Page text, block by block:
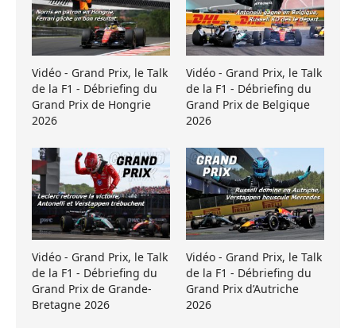
Vidéo - Grand Prix, le Talk
de la F1 - Débriefing du
Grand Prix de Hongrie
2026
Vidéo - Grand Prix, le Talk
de la F1 - Débriefing du
Grand Prix de Belgique
2026
Vidéo - Grand Prix, le Talk
de la F1 - Débriefing du
Grand Prix de Grande-
Bretagne 2026
Vidéo - Grand Prix, le Talk
de la F1 - Débriefing du
Grand Prix d’Autriche
2026